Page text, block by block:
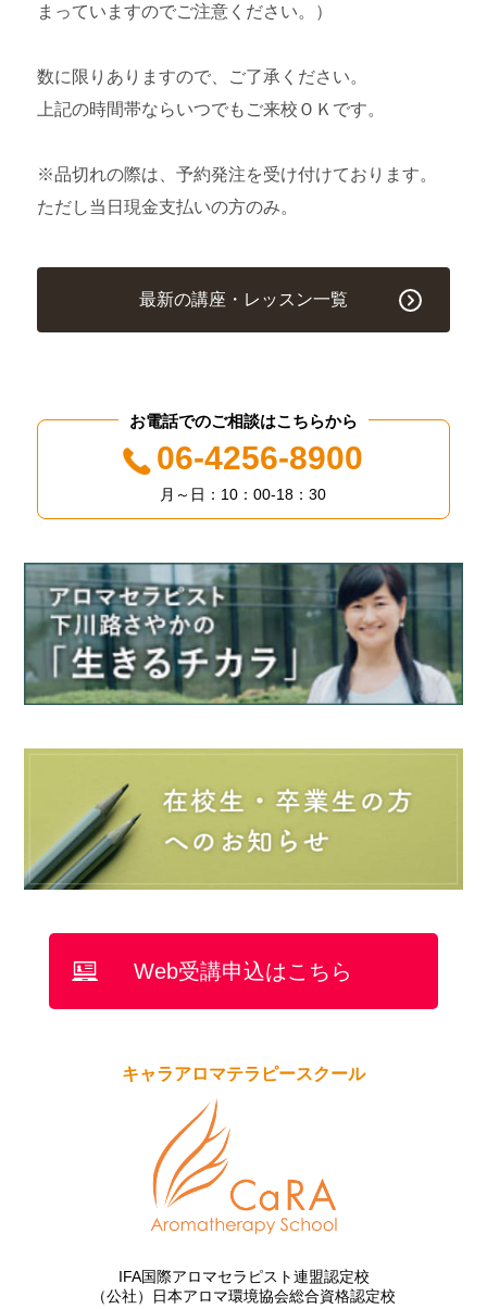
まっていますのでご注意ください。）
数に限りありますので、ご了承ください。
上記の時間帯ならいつでもご来校ＯＫです。
※品切れの際は、予約発注を受け付けております。
ただし当日現金支払いの方のみ。
最新の講座・レッスン一覧
お電話でのご相談はこちらから
06-4256-8900
月～日：10：00-18：30
Web受講申込はこちら
キャラアロマテラピースクール
IFA国際アロマセラピスト連盟認定校
（公社）日本アロマ環境協会総合資格認定校